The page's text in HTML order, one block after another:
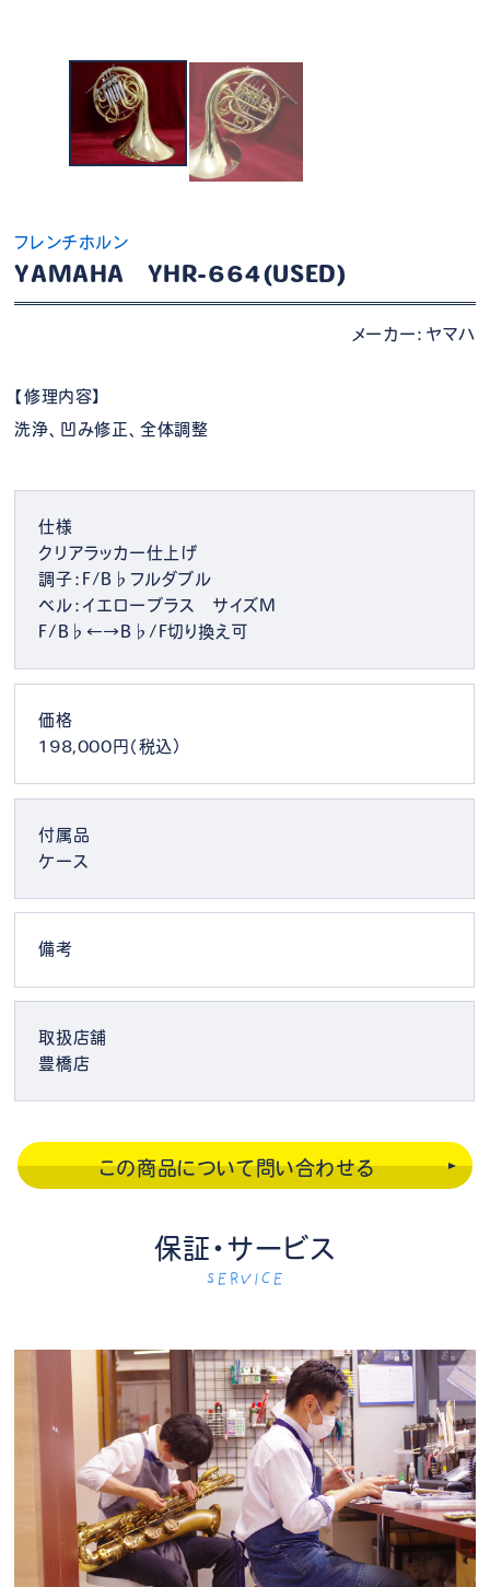
フレンチホルン
YAMAHA YHR-664(USED)
メーカー：ヤマハ
【修理内容】
洗浄、凹み修正、全体調整
仕様
クリアラッカー仕上げ
調子：F/B♭フルダブル
ベル：イエローブラス サイズM
F/B♭←→B♭/F切り換え可
価格
198,000円（税込）
付属品
ケース
備考
取扱店舗
豊橋店
この商品について問い合わせる
保証・サービス
SERVICE